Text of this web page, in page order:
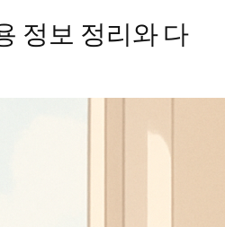
정보 정리와 다